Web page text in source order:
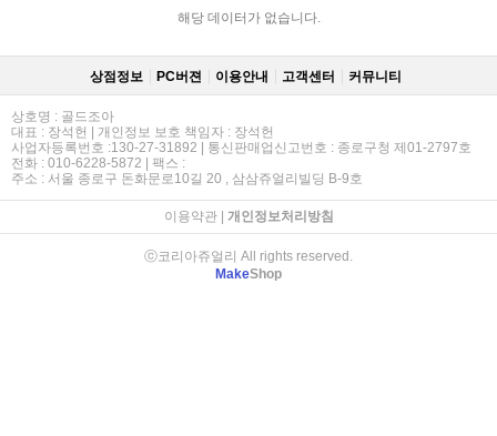
해당 데이터가 없습니다.
상점정보 PC버젼 이용안내 고객센터 커뮤니티
상호명 : 골드조아
대표 : 장석헌 | 개인정보 보호 책임자 : 장석헌
사업자등록번호 :130-27-31892 | 통신판매업신고번호 : 종로구청 제01-2797호
전화 : 010-6228-5872 | 팩스 :
주소 : 서울 종로구 돈화문로10길 20 , 삼삼쥬얼리빌딩 B-9호
이용약관| 개인정보처리방침
ⓒ코리아쥬얼리 All rights reserved.
MakeShop